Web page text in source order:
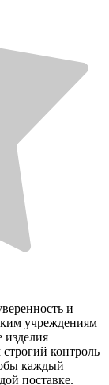
и
учреждениям
контроль
каждый
поставке.